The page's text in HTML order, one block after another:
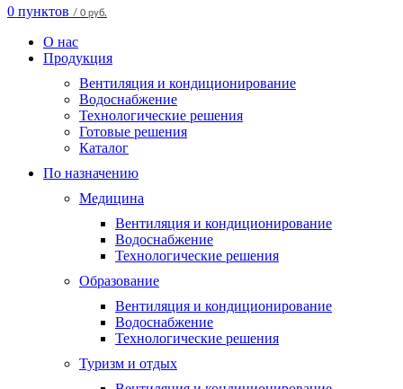
0 пунктов / 0 руб.
О нас
Продукция
Вентиляция и кондиционирование
Водоснабжение
Технологические решения
Готовые решения
Каталог
По назначению
Медицина
Вентиляция и кондиционирование
Водоснабжение
Технологические решения
Образование
Вентиляция и кондиционирование
Водоснабжение
Технологические решения
Туризм и отдых